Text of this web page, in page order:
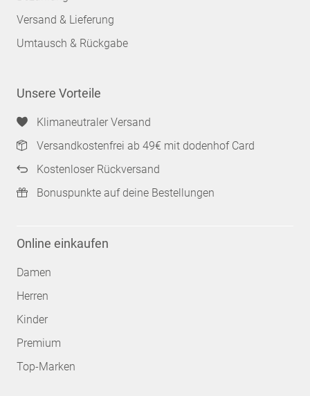
Versand & Lieferung
Umtausch & Rückgabe
Unsere Vorteile
Klimaneutraler Versand
Versandkostenfrei ab 49€ mit dodenhof Card
Kostenloser Rückversand
Bonuspunkte auf deine Bestellungen
Online einkaufen
Damen
Herren
Kinder
Premium
Top-Marken